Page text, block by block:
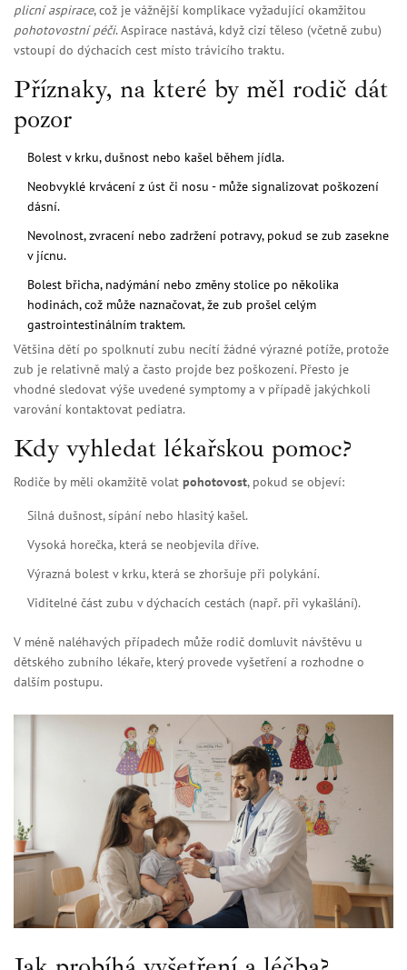
plicní aspirace, což je vážnější komplikace vyžadující okamžitou
pohotovostní péči. Aspirace nastává, když cizí těleso (včetně zubu)
vstoupí do dýchacích cest místo trávicího traktu.
Příznaky, na které by měl rodič dát
pozor
Bolest v krku, dušnost nebo kašel během jídla.
Neobvyklé krvácení z úst či nosu - může signalizovat poškození
dásní.
Nevolnost, zvracení nebo zadržení potravy, pokud se zub zasekne
v jícnu.
Bolest břicha, nadýmání nebo změny stolice po několika
hodinách, což může naznačovat, že zub prošel celým
gastrointestinálním traktem.
Většina dětí po spolknutí zubu necítí žádné výrazné potíže, protože
zub je relativně malý a často projde bez poškození. Přesto je
vhodné sledovat výše uvedené symptomy a v případě jakýchkoli
varování kontaktovat pediatra.
Kdy vyhledat lékařskou pomoc?
Rodiče by měli okamžitě volat pohotovost, pokud se objeví:
Silná dušnost, sípání nebo hlasitý kašel.
Vysoká horečka, která se neobjevila dříve.
Výrazná bolest v krku, která se zhoršuje při polykání.
Viditelné část zubu v dýchacích cestách (např. při vykašlání).
V méně naléhavých případech může rodič domluvit návštěvu u
dětského zubního lékaře, který provede vyšetření a rozhodne o
dalším postupu.